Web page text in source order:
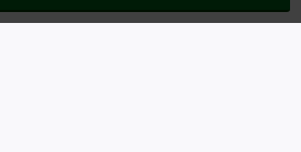
bezpoštovného a balného